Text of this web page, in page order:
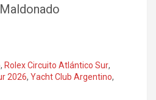
o
, Rolex Circuito Atlántico Sur,
2026, Yacht Club Argentino,